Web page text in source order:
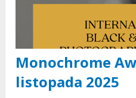
Monochrome
listopada 2025